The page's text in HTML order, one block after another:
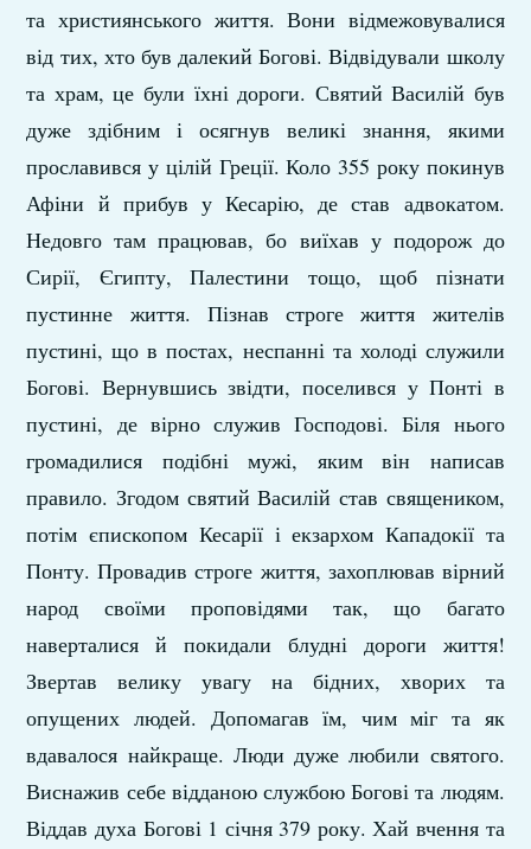
та християнського життя. Вони відмежовувалися
від тих, хто був далекий Богові. Відвідували школу
та храм, це були їхні дороги. Святий Василій був
дуже здібним і осягнув великі знання, якими
прославився у цілій Греції. Коло 355 року покинув
Афіни й прибув у Кесарію, де став адвокатом.
Недовго там працював, бо виїхав у подорож до
Сирії, Єгипту, Палестини тощо, щоб пізнати
пустинне життя. Пізнав строге життя жителів
пустині, що в постах, неспанні та холоді служили
Богові. Вернувшись звідти, поселився у Понті в
пустині, де вірно служив Господові. Біля нього
громадилися подібні мужі, яким він написав
правило. Згодом святий Василій став священиком,
потім єпископом Кесарії і екзархом Кападокії та
Понту. Провадив строге життя, захоплював вірний
народ своїми проповідями так, що багато
наверталися й покидали блудні дороги життя!
Звертав велику увагу на бідних, хворих та
опущених людей. Допомагав їм, чим міг та як
вдавалося найкраще. Люди дуже любили святого.
Виснажив себе відданою службою Богові та людям.
Віддав духа Богові 1 січня 379 року. Хай вчення та